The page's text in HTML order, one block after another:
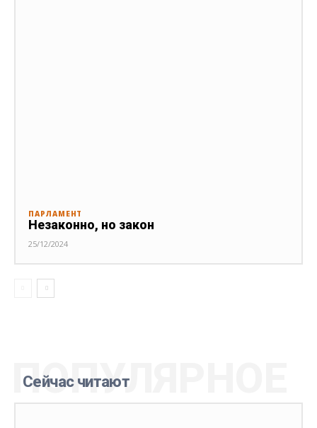
ПАРЛАМЕНТ
Незаконно, но закон
25/12/2024
Сейчас читают
ПОПУЛЯРНОЕ